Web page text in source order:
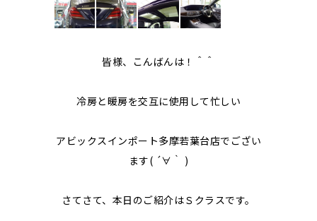
皆様、こんばんは！＾＾
冷房と暖房を交互に使用して忙しい
アビックスインポート多摩若葉台店でござい
ます( ´∀｀ )
さてさて、本日のご紹介はＳクラスです。